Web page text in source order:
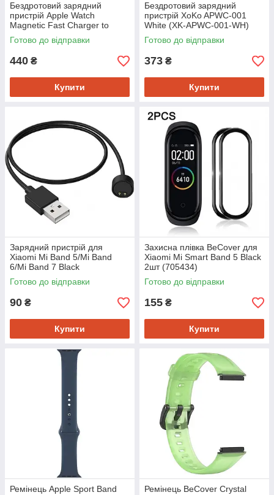
Бездротовий зарядний
пристрій Apple Watch
Magnetic Fast Charger to
USB-C 1m White (MLWJ3)
(A26886)
Готово до відправки
440 ₴
Купити
Бездротовий зарядний
пристрій XoKo APWC-001
White (XK-APWC-001-WH)
Готово до відправки
373 ₴
Купити
Зарядний пристрій для
Xiaomi Mi Band 5/Mi Band
6/Mi Band 7 Black
(2000001235591)
Готово до відправки
90 ₴
Купити
Захисна плівка BeCover для
Xiaomi Mi Smart Band 5 Black
2шт (705434)
Готово до відправки
155 ₴
Купити
Ремінець Apple Sport Band
Ремінець BeCover Crystal